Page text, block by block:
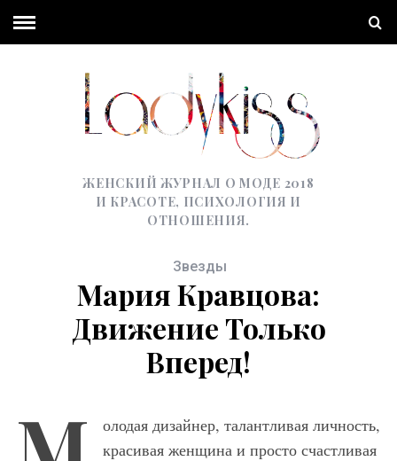
ЖЕНСКИЙ ЖУРНАЛ О МОДЕ 2018
И КРАСОТЕ, ПСИХОЛОГИЯ И
ОТНОШЕНИЯ.
Звезды
Мария Кравцова:
Движение Только
Вперед!
олодая дизайнер, талантливая личность,
красивая женщина и просто счастливая